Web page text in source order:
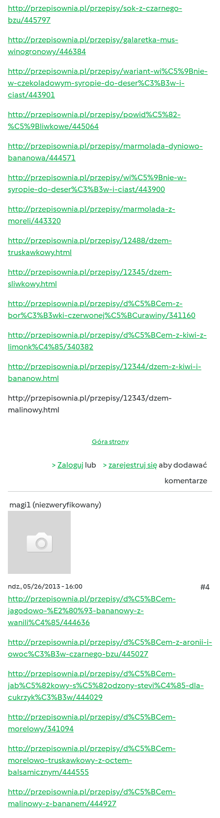
http://przepisownia.pl/przepisy/sok-z-czarnego-
bzu/445797
http://przepisownia.pl/przepisy/galaretka-mus-
winogronowy/446384
http://przepisownia.pl/przepisy/wariant-wi%C5%9Bnie-
w-czekoladowym-syropie-do-deser%C3%B3w-i-
ciast/443901
http://przepisownia.pl/przepisy/powid%C5%82-
%C5%9Bliwkowe/445064
http://przepisownia.pl/przepisy/marmolada-dyniowo-
bananowa/444571
http://przepisownia.pl/przepisy/wi%C5%9Bnie-w-
syropie-do-deser%C3%B3w-i-ciast/443900
http://przepisownia.pl/przepisy/marmolada-z-
moreli/443320
http://przepisownia.pl/przepisy/12488/dzem-
truskawkowy.html
http://przepisownia.pl/przepisy/12345/dzem-
sliwkowy.html
http://przepisownia.pl/przepisy/d%C5%BCem-z-
bor%C3%B3wki-czerwonej%C5%BCurawiny/341160
http://przepisownia.pl/przepisy/d%C5%BCem-z-kiwi-z-
limonk%C4%85/340382
http://przepisownia.pl/przepisy/12344/dzem-z-kiwi-i-
bananow.html
http://przepisownia.pl/przepisy/12343/dzem-
malinowy.html
Góra strony
Zaloguj lub zarejestruj sięaby dodawać
komentarze
magi1 (niezweryfikowany)
ndz., 05/26/2013 - 16:00
#4
http://przepisownia.pl/przepisy/d%C5%BCem-
jagodowo-%E2%80%93-bananowy-z-
wanili%C4%85/444636
http://przepisownia.pl/przepisy/d%C5%BCem-z-aronii-i-
owoc%C3%B3w-czarnego-bzu/445027
http://przepisownia.pl/przepisy/d%C5%BCem-
jab%C5%82kowy-s%C5%82odzony-stevi%C4%85-dla-
cukrzyk%C3%B3w/444029
http://przepisownia.pl/przepisy/d%C5%BCem-
morelowy/341094
http://przepisownia.pl/przepisy/d%C5%BCem-
morelowo-truskawkowy-z-octem-
balsamicznym/444555
http://przepisownia.pl/przepisy/d%C5%BCem-
malinowy-z-bananem/444927